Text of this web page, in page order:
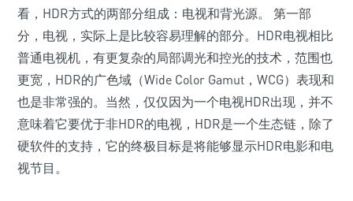
看，HDR方式的两部分组成：电视和背光源。 第一部
分，电视，实际上是比较容易理解的部分。HDR电视相比
普通电视机，有更复杂的局部调光和控光的技术，范围也
更宽，HDR的广色域（Wide Color Gamut，WCG）表现和
也是非常强的。当然，仅仅因为一个电视HDR出现，并不
意味着它要优于非HDR的电视，HDR是一个生态链，除了
硬软件的支持，它的终极目标是将能够显示HDR电影和电
视节目。